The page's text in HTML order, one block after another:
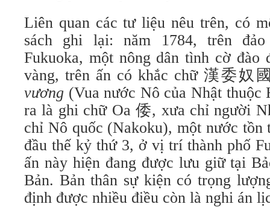
Liên quan các tư liệu nêu trên, có
sách ghi lại: năm 1784, trên đảo
Fukuoka, một nông dân tình cờ đào
vàng, trên ấn có khắc chữ 漢委奴
vương (Vua nước Nô của Nhật
ra là ghi chữ Oa 倭, xưa chỉ người
chỉ Nô quốc (Nakoku), một nước tồn
đầu thế kỷ thứ 3, ở vị trí thành phố
ấn này hiện đang được lưu giữ tại
Bản. Bản thân sự kiện có trọng
định được nhiều điều còn là nghi án